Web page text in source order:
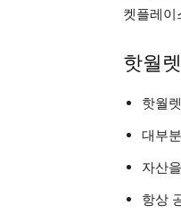
켓플레
핫월
핫월
대부
자산
항상